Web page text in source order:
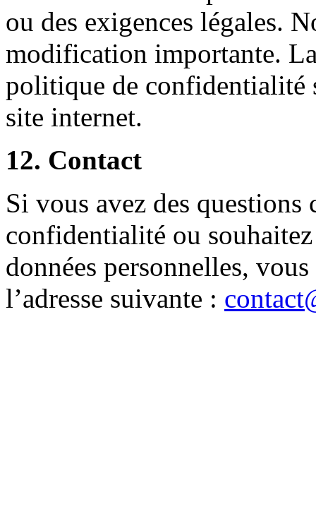
ou des exigences légales.
modification importante.
politique de confidentialité
site internet.
12. Contact
Si vous avez des
confidentialité ou
données personnelles,
l’adresse suivante :